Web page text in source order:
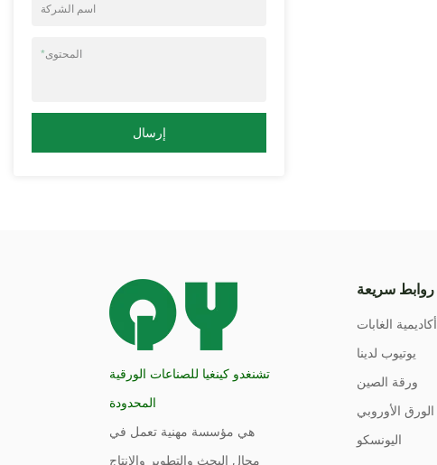
اسم الشركة
*المحتوى
إرسال
تشنغدو كينغيا للصناعات الورقية
المحدودة
هي مؤسسة مهنية تعمل في
مجال البحث والتطوير والإنتاج
روابط سريعة
أكاديمية الغابات
يوتيوب لدينا
ورقة الصين
الورق الأوروبي
اليونسكو